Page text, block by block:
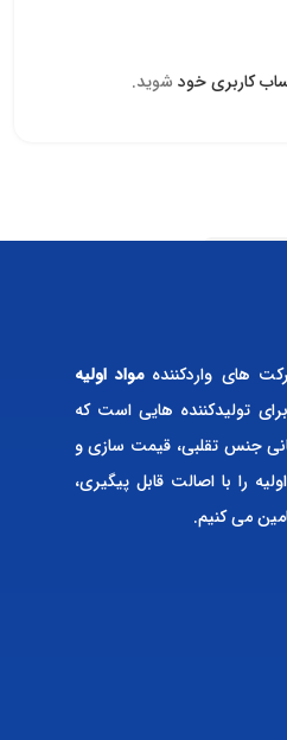
کاربری خود شوید.
های واردکنندهمواد اولیه
تولیدکننده هایی است که
جنس تقلبی، قیمت سازی و
را با اصالت قابل پیگیری،
می کنیم.